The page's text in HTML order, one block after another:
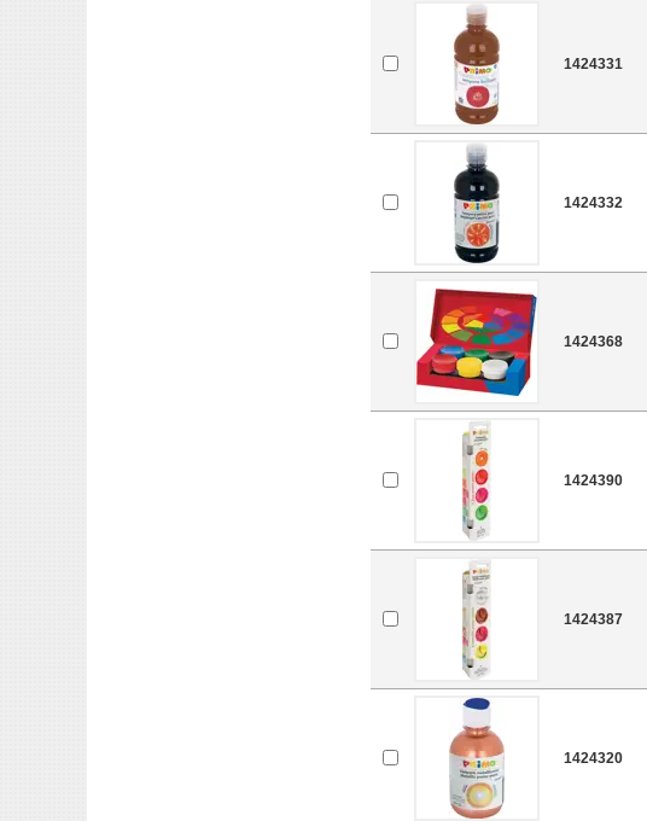
1424331
1424332
1424368
1424390
1424387
1424320